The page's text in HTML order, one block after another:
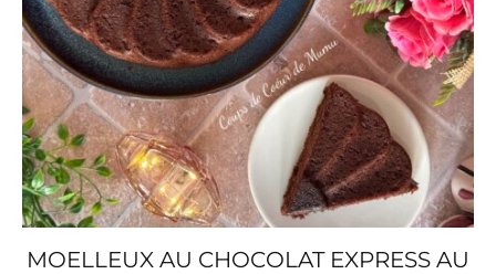
MOELLEUX AU CHOCOLAT EXPRESS AU